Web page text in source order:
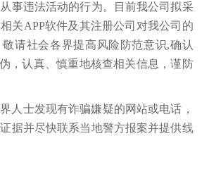
事违法活动的行为。目前我公司拟采
关APP软件及其注册公司对我公司的
请社会各界提高风险防范意识,确认
，认真、慎重地核查相关信息，谨防
人士发现有诈骗嫌疑的网站或电话，
据并尽快联系当地警方报案并提供线